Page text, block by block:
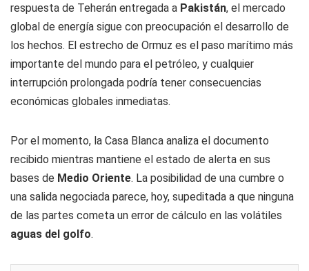
respuesta de Teherán entregada a Pakistán, el mercado
global de energía sigue con preocupación el desarrollo de
los hechos. El estrecho de Ormuz es el paso marítimo más
importante del mundo para el petróleo, y cualquier
interrupción prolongada podría tener consecuencias
económicas globales inmediatas.
Por el momento, la Casa Blanca analiza el documento
recibido mientras mantiene el estado de alerta en sus
bases de Medio Oriente. La posibilidad de una cumbre o
una salida negociada parece, hoy, supeditada a que ninguna
de las partes cometa un error de cálculo en las volátiles
aguas del golfo.